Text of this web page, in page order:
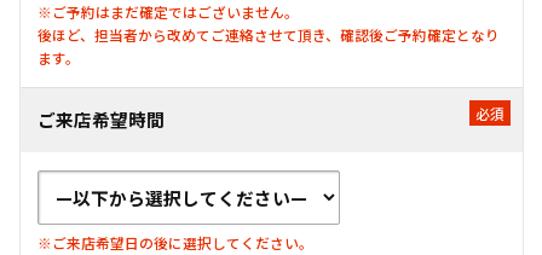
※ご予約はまだ確定ではございません。
後ほど、担当者から改めてご連絡させて頂き、確認後ご予約確定となり
ます。
ご来店希望時間
※ご来店希望日の後に選択してください。